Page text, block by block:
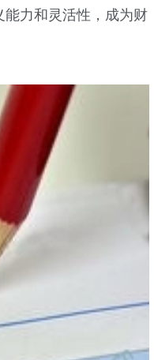
力和灵活性，成为财